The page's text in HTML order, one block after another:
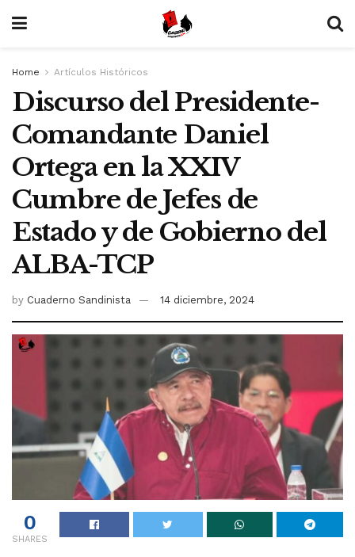
Home Artículos Históricos
Discurso del Presidente-
Comandante Daniel
Ortega en la XXIV
Cumbre de Jefes de
Estado y de Gobierno del
ALBA-TCP
by Cuaderno Sandinista 14 diciembre, 2024
0
SHARES